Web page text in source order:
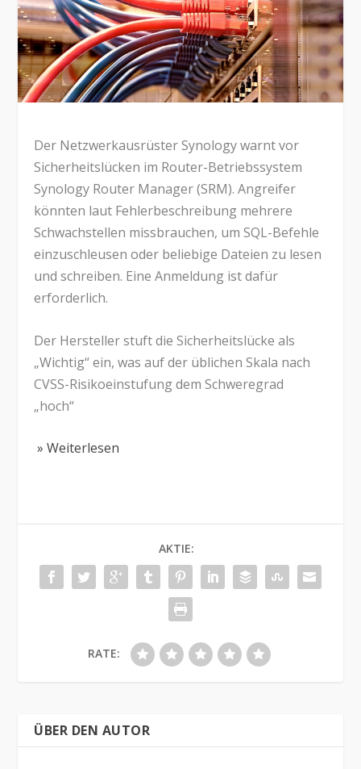
Der Netzwerkausrüster Synology warnt vor
Sicherheitslücken im Router-Betriebssystem
Synology Router Manager (SRM). Angreifer
könnten laut Fehlerbeschreibung mehrere
Schwachstellen missbrauchen, um SQL-Befehle
einzuschleusen oder beliebige Dateien zu lesen
und schreiben. Eine Anmeldung ist dafür
erforderlich.
Der Hersteller stuft die Sicherheitslücke als
„Wichtig“ ein, was auf der üblichen Skala nach
CVSS-Risikoeinstufung dem Schweregrad
„hoch“
» Weiterlesen
AKTIE:
RATE:
ÜBER DEN AUTOR